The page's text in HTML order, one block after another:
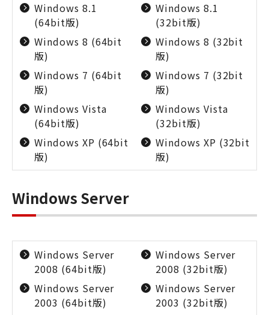
Windows 8.1
(64bit版)
Windows 8.1
(32bit版)
Windows 8 (64bit
版)
Windows 8 (32bit
版)
Windows 7 (64bit
版)
Windows 7 (32bit
版)
Windows Vista
(64bit版)
Windows Vista
(32bit版)
Windows XP (64bit
版)
Windows XP (32bit
版)
Windows Server
Windows Server
2008 (64bit版)
Windows Server
2008 (32bit版)
Windows Server
2003 (64bit版)
Windows Server
2003 (32bit版)